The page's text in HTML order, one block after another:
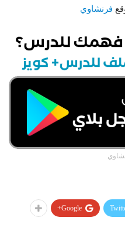
فرنشاوي
Google+